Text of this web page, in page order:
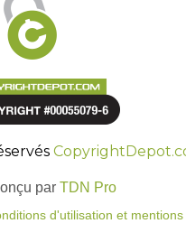
par TDN Pro
d'utilisation et